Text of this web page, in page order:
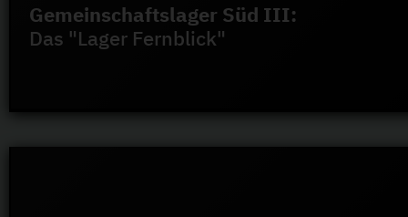
Gemeinschaftslager Süd III:
Das "Lager Fernblick"